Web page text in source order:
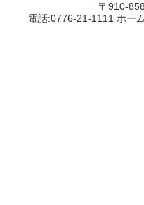
〒910-
電話:0776-21-1111 ホー